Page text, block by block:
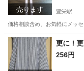
売ります 豊栄駅
価格相談含め、お気軽にメッ
新潟 新潟市 豊栄駅
更に！
256円